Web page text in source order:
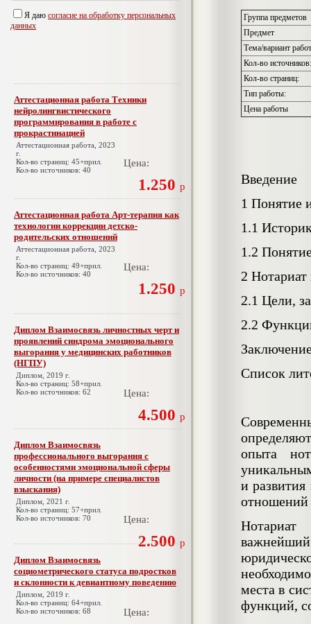
Я даю согласие на обработку персональных
данных
Аттестационная работа Техники
нейролингвистического
программирования в работе с
прокрастинацией
Аттестационная работа, 2023
г.
Кол-во страниц: 45+прил.
Кол-во источников: 40
Цена:
1.250 р
Аттестационная работа Арт-терапия как
технологии коррекции детско-
родительских отношений
Аттестационная работа, 2023
г.
Кол-во страниц: 49+прил.
Кол-во источников: 40
Цена:
1.250 р
Диплом Взаимосвязь личностных черт и
проявлений синдрома эмоционального
выгорания у медицинских работников
(НГПУ)
Диплом, 2019 г.
Кол-во страниц: 58+прил.
Кол-во источников: 62
Цена:
4.500 р
Диплом Взаимосвязь
профессионального выгорания с
особенностями эмоциональной сферы
личности (на примере специалистов
взыскания)
Диплом, 2021 г.
Кол-во страниц: 57+прил.
Кол-во источников: 70
Цена:
2.500 р
Диплом Взаимосвязь
социометрического статуса подростков
и склонности к девиантному поведению
Диплом, 2019 г.
Кол-во страниц: 64+прил.
Кол-во источников: 68
Цена:
Группа предметов
Предмет
Тема/вариант
Кол-во источников:
Кол-во страниц:
Тип работы:
Цена работы
Введение
1 Понятие
1.1
1.2
2
2.1 Цели,
2.2
Список
опыта
и развития
отношений
Нотариат
места в
функций,